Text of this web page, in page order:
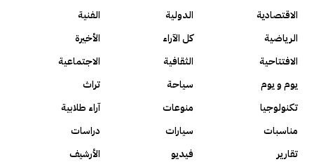
الاقتصادية
الدولية
الفنية
الرياضية
كل الآراء
الأخيرة
الافتتاحية
الثقافية
الاجتماعية
يوم و يوم
سياحة
تراث
تكنولوجيا
منوعات
آراء طلابية
مناسبات
سيارات
دراسات
تقارير
فيديو الأرشيف